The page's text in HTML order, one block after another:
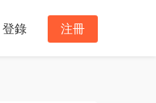
登錄 注冊